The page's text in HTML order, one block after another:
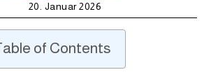
20. Januar 2026
of Contents